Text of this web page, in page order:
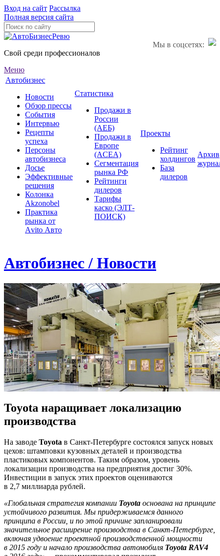
Вход на сайт Рассылка
Полная версия сайта
Мы в соцсетях:
Свой среди профессионалов
Меню
Автобизнес
Новости
Обзор прессы
События
Интервью
Рецепты
успеха
Персоны
автобизнеса
Досье
Эффективные
решения
Колонка
Akzonobel
Практика
рынка от
Аvito Авто
Статистика
Продажи в
России
(АЕБ)
Продажи в
Европе
(ACEA)
Сегментация
рынка РФ
Рейтинги
дилеров
Тарифы
каско (ЭЛТ-
ПОИСК)
Проекты
Рейтинг
холдингов
База
дилеров
Архив
Автобизнес / Новости
Toyota наращивает локализацию
производства
На заводе Toyota в Санкт-Петербурге состоялся запуск новых
цехов: штамповки кузовных деталей и производства
пластиковых компонентов. Таким образом, уровень
локализации производства на предприятия достиг 30%.
Инвестиции в запуск этих проектов оцениваются
в 2,7 миллиарда рублей.
«Глобальная стратегия компании Toyota основана на принципе
устойчивого развития. Мы придерживаемся данного
принципа в России, и по этой причине запланировали
значительное расширение производства в Санкт-Петербурге,
включая удвоение проектной производственной мощности
в 2015 году и начало производства автомобиля Toyota RAV4